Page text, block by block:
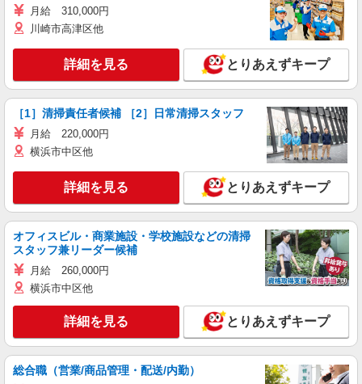
月給 310,000円
川崎市高津区他
詳細を見る とりあえずキープ
［1］清掃責任者候補 ［2］日常清掃スタッフ
月給 220,000円
横浜市中区他
詳細を見る とりあえずキープ
オフィスビル・商業施設・学校施設などの清掃
スタッフ兼リーダー候補
月給 260,000円
横浜市中区他
詳細を見る とりあえずキープ
総合職（営業/商品管理・配送/内勤）